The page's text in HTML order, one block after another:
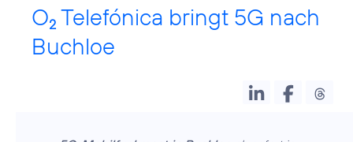
O2 Telefónica bringt 5G nach
Buchloe